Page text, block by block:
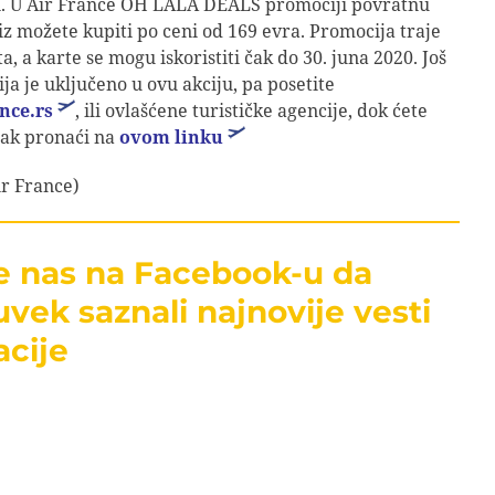
možete kupiti po ceni od 169 evra. Promocija traje
a karte se mogu iskoristiti čak do 30. juna 2020. Još
je uključeno u ovu akciju, pa posetite
, ili ovlašćene turističke agencije, dok ćete
pronaći naovom linku
France)
nas na Facebook-u da
saznali najnovije vesti